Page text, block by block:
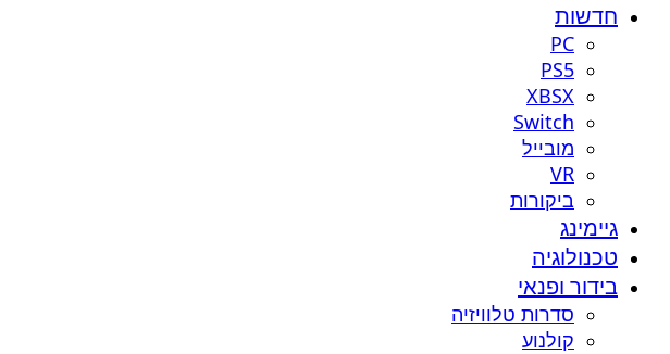
חדשות
PC
PS5
XBSX
Switch
מובייל
VR
ביקורות
גיימינג
טכנולוגיה
בידור ופנאי
סדרות טלוויזיה
קולנוע